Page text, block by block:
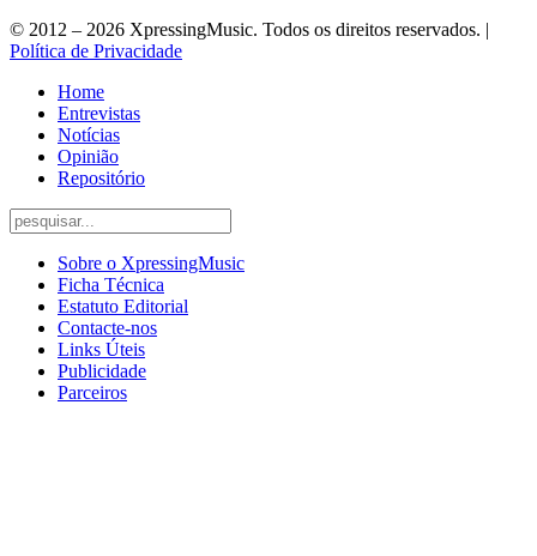
© 2012 – 2026 XpressingMusic. Todos os direitos reservados. |
Política de Privacidade
Home
Entrevistas
Notícias
Opinião
Repositório
Sobre o XpressingMusic
Ficha Técnica
Estatuto Editorial
Contacte-nos
Links Úteis
Publicidade
Parceiros